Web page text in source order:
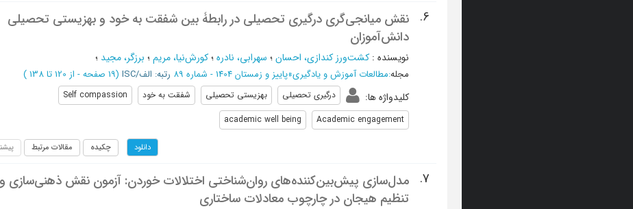
6.
نقش میانجی‌گری درگیری تحصیلی در رابطۀ بین شفقت به خود و بهزیستی تحصیلی
دانش‌آموزان
نویسنده : کشت‌ورز کندازی، احسان؛ سهرابی، نادره؛کورش‌نیا، مریم؛ برزگر، مجید ؛
مجله:مطالعات آموزش و یادگیری»پاییز و زمستان 1404 - شماره 89 رتبه: الف/ISC (‎19 صفحه - از 120 تا 138 )
کلیدواژه ها: درگیری تحصیلی بهزیستی تحصیلی شفقت به خود
Self compassion
Academic engagement
academic well being
دانلود چکیده مقالات مرتبط
7.
مدل‌سازی پیش‌بین‌کننده‌های روان‌شناختی اختلالات خوردن: آزمون نقش ذهنی‌سازی و
تنظیم هیجان در چارچوب معادلات ساختاری